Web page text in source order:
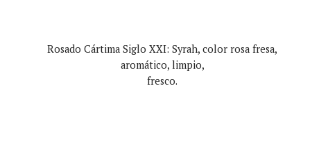
Rosado Cártima Siglo XXI: Syrah, color rosa fresa,
aromático, limpio,
fresco.